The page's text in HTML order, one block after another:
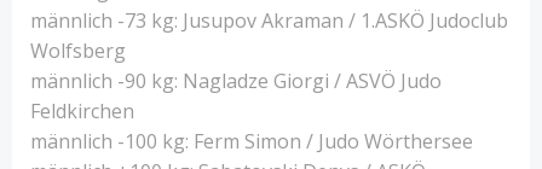
männlich -73 kg: Jusupov Akraman / 1.ASKÖ Judoclub
Wolfsberg
männlich -90 kg: Nagladze Giorgi / ASVÖ Judo
Feldkirchen
männlich -100 kg: Ferm Simon / Judo Wörthersee